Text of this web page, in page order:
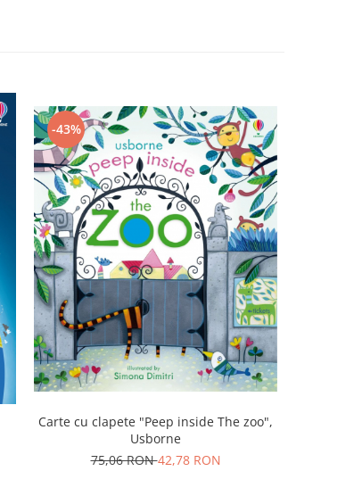
-43%
Carte cu clapete "Peep inside The zoo",
Usborne
75,06 RON42,78 RON